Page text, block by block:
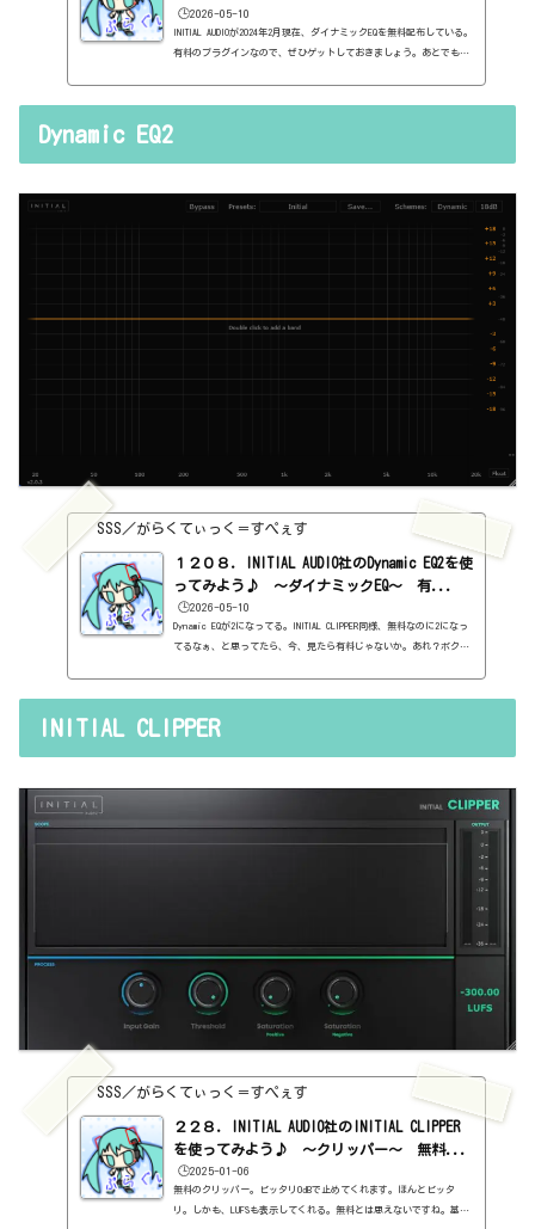
🕒️2026-05-10
INITIAL AUDIOが2024年2月現在、ダイナミックEQを無料配布している。
有料のプラグインなので、ぜひゲットしておきましょう。あとでも見
ト...
Dynamic EQ2
SSS／がらくてぃっく＝すぺぇす
１２０８．INITIAL AUDIO社のDynamic EQ2を使
ってみよう♪ ～ダイナミックEQ～ 有...
🕒️2026-05-10
Dynamic EQが2になってる。INITIAL CLIPPER同様、無料なのに2になっ
てるなぁ、と思ってたら、今、見たら有料じゃないか。あれ？ボクは
たらしい。無料配布はチェックしないとだめですね。さて、アップデ
て...
INITIAL CLIPPER
SSS／がらくてぃっく＝すぺぇす
２２８．INITIAL AUDIO社のINITIAL CLIPPER
を使ってみよう♪ ～クリッパー～ 無料...
🕒️2025-01-06
無料のクリッパー。ビッタリ0dBで止めてくれます。ほんとビッタ
リ。しかも、LUFSも表示してくれる。無料とは思えないですね。基本